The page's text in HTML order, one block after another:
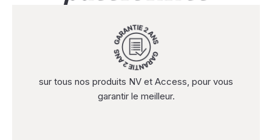
sur tous nos produits NV et Access, pour vous
garantir le meilleur.